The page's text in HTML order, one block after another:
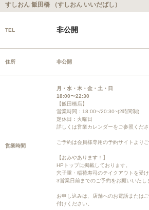
すしおん 飯田橋 （すしおん いいだばし）
TEL 非公開
住所 非公開
営業時間
月・水・木・金・土・日
18:00〜22:30
【飯田橋店】
営業時間：18:00~/20:30~(2時間制)
定休日：火曜日
詳しくは営業カレンダーをご参照くだ
ご予約は会員様専用の予約サイトよりご
【おみやあります！】
HPトップに掲載しております。
穴子重・稲荷寿司のテイクアウトを受け
3営業日前までのご予約をお願いいたし
お申し込みは、店舗へのお電話または
付けください。